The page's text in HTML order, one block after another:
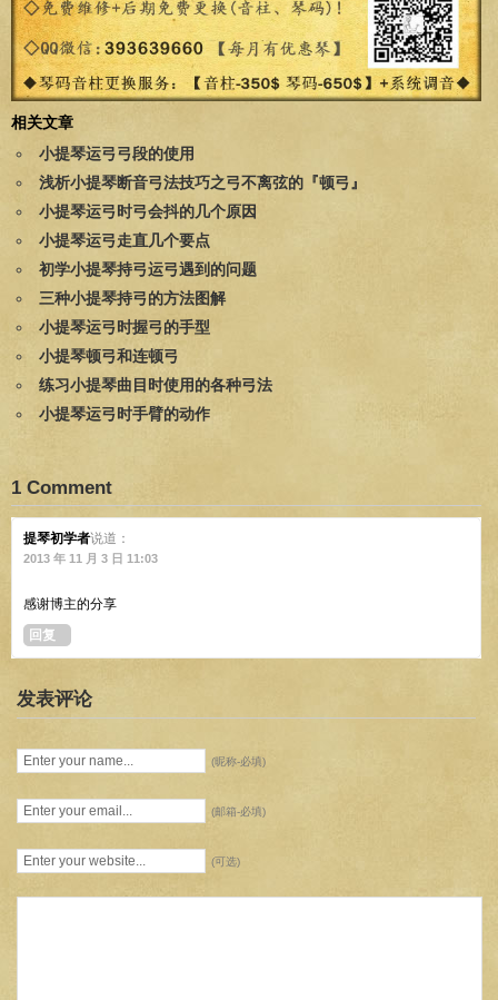
相关文章
小提琴运弓弓段的使用
浅析小提琴断音弓法技巧之弓不离弦的『顿弓』
小提琴运弓时弓会抖的几个原因
小提琴运弓走直几个要点
初学小提琴持弓运弓遇到的问题
三种小提琴持弓的方法图解
小提琴运弓时握弓的手型
小提琴顿弓和连顿弓
练习小提琴曲目时使用的各种弓法
小提琴运弓时手臂的动作
1 Comment
提琴初学者说道：
2013 年 11 月 3 日 11:03
感谢博主的分享
回复
发表评论
(昵称-必填)
(邮箱-必填)
(可选)